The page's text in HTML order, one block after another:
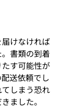
けなければ
書類の到着
す可能性が
送依頼でし
しまう恐れ
ました。